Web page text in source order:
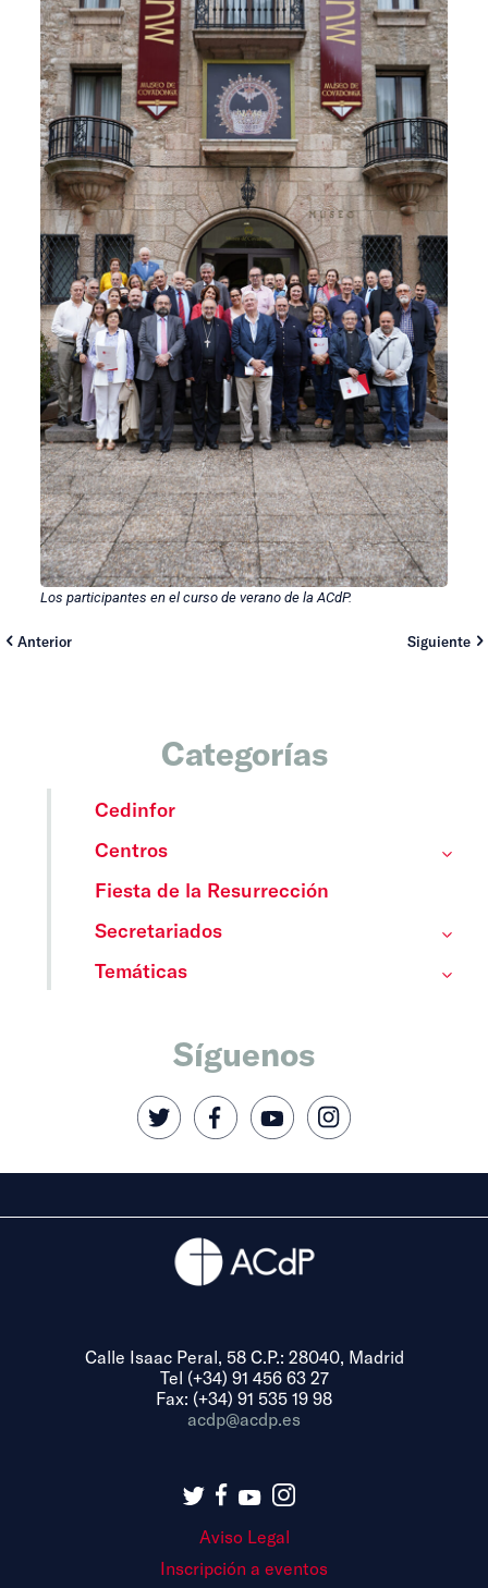
Los participantes en el curso de verano de la ACdP.
Anterior Siguiente
Categorías
Cedinfor
Centros
Fiesta de la Resurrección
Secretariados
Temáticas
Síguenos
Calle Isaac Peral, 58 C.P.: 28040, Madrid
Tel (+34) 91 456 63 27
Fax: (+34) 91 535 19 98
acdp@acdp.es
Aviso Legal
Inscripción a eventos